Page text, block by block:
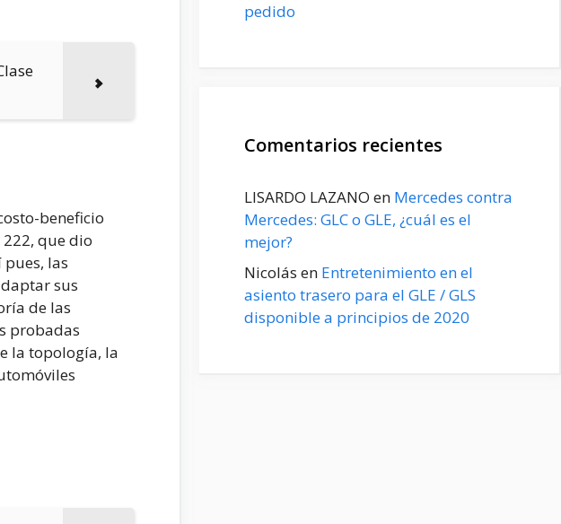
beneficio
que dio
las
sus
de las
probadas
la topología, la
pedido
Comentarios recientes
LISARDO LAZANO en Mercedes contra
Mercedes: GLC o GLE, ¿cuál es el
mejor?
Nicolás en Entretenimiento en el
asiento trasero para el GLE / GLS
disponible a principios de 2020